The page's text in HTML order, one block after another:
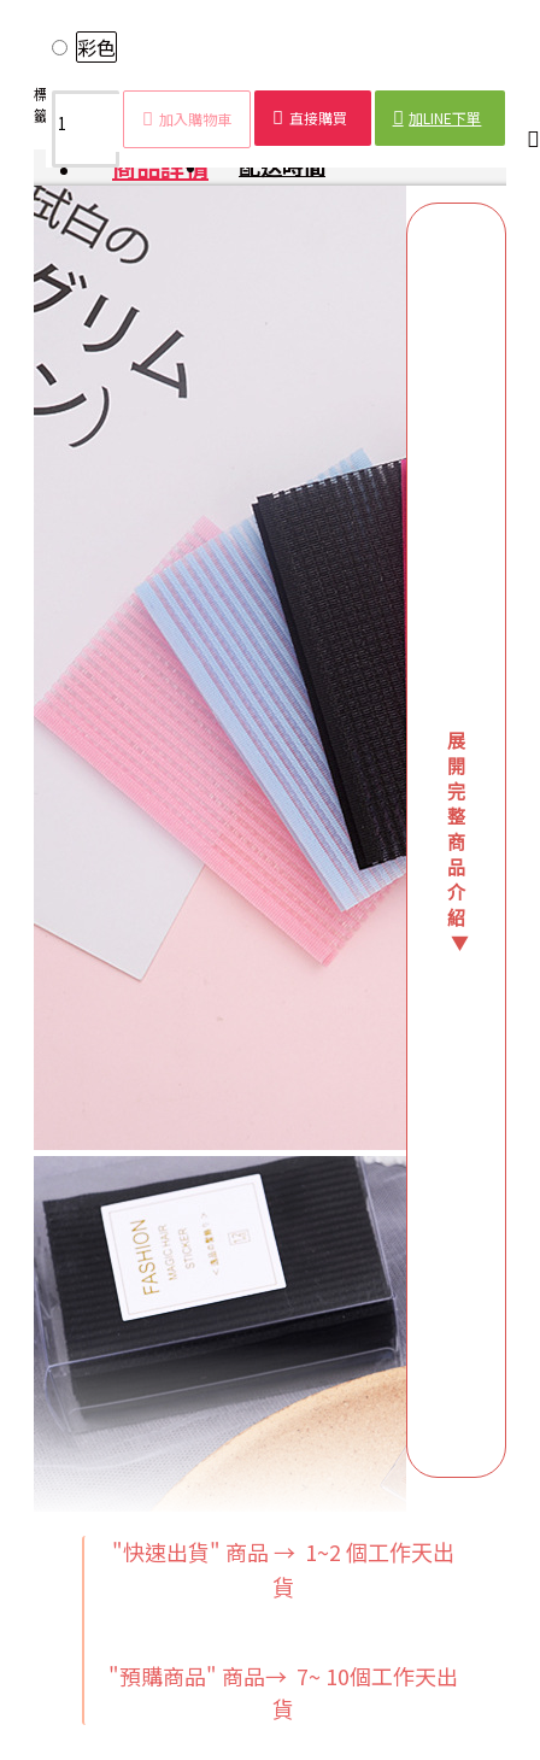
彩色
加入購物車 直接購買 加LINE下單
標
籤：
瀏海
美容瀏
海貼
髮
貼
無痕
髮貼
魔法
髮貼
時尚
髮貼
瀏海
固定
美容
用品
商品詳情 配送時間
展
開
完
整
商
品
介
紹
▼
"快速出貨" 商品 → 1~2 個工作天出
貨
"預購商品" 商品→ 7~ 10個工作天出
貨